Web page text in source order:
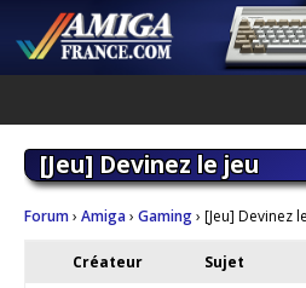
[Jeu] Devinez le jeu
Forum› Amiga› Gaming› [Jeu] Devinez
Créateur Sujet